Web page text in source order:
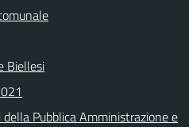
Biellesi
Pubblica Amministrazione e